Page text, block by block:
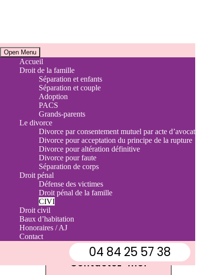
Open Menu
Accueil
Droit de la famille
Séparation et enfants
Séparation et couple
Adoption
PACS
Grands-parents
Le divorce
Divorce par consentement mutuel par acte d’avocat
Divorce pour acceptation du principe de la rupture
Divorce pour altération définitive
Divorce pour faute
Séparation de corps
Droit pénal
Défense des victimes
Droit pénal de la famille
CIVI
Droit civil
Baux d’habitation
Honoraires / AJ
Contact
04 84 25 57 38
Horaires
Accueil téléphonique et Consultations juridiques
Du lundi au vendredi de 9h à 17h30
Sur rendez-vous uniquement
9 Avenue de la Libération
13120 Gardanne
Contactez-moi
Contactez-moi